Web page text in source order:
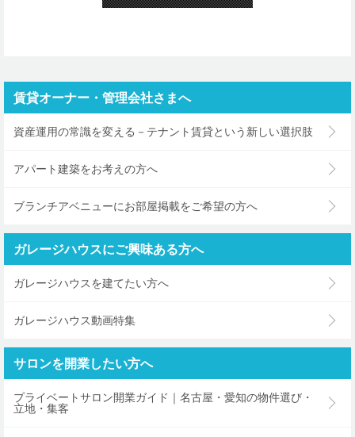
賃貸オーナー・管理会社さまへ
資産運用の常識を変える－テナント賃貸という新しい選択肢
アパート建築をお考えの方へ
ブランチアベニューにお部屋掲載をご希望の方へ
ガレージハウスにご興味ある方へ
ガレージハウスを建てたい方へ
ガレージハウス動画特集
サロンを開業したい方へ
プライベートサロン開業ガイド｜名古屋・愛知の物件選び・
立地・集客